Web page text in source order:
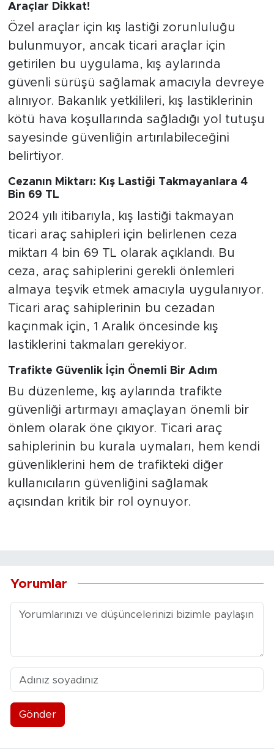
Araçlar Dikkat!
Özel araçlar için kış lastiği zorunluluğu
bulunmuyor, ancak ticari araçlar için
getirilen bu uygulama, kış aylarında
güvenli sürüşü sağlamak amacıyla devreye
alınıyor. Bakanlık yetkilileri, kış lastiklerinin
kötü hava koşullarında sağladığı yol tutuşu
sayesinde güvenliğin artırılabileceğini
belirtiyor.
Cezanın Miktarı: Kış Lastiği Takmayanlara 4
Bin 69 TL
2024 yılı itibarıyla, kış lastiği takmayan
ticari araç sahipleri için belirlenen ceza
miktarı 4 bin 69 TL olarak açıklandı. Bu
ceza, araç sahiplerini gerekli önlemleri
almaya teşvik etmek amacıyla uygulanıyor.
Ticari araç sahiplerinin bu cezadan
kaçınmak için, 1 Aralık öncesinde kış
lastiklerini takmaları gerekiyor.
Trafikte Güvenlik İçin Önemli Bir Adım
Bu düzenleme, kış aylarında trafikte
güvenliği artırmayı amaçlayan önemli bir
önlem olarak öne çıkıyor. Ticari araç
sahiplerinin bu kurala uymaları, hem kendi
güvenliklerini hem de trafikteki diğer
kullanıcıların güvenliğini sağlamak
açısından kritik bir rol oynuyor.
Yorumlar
Gönder